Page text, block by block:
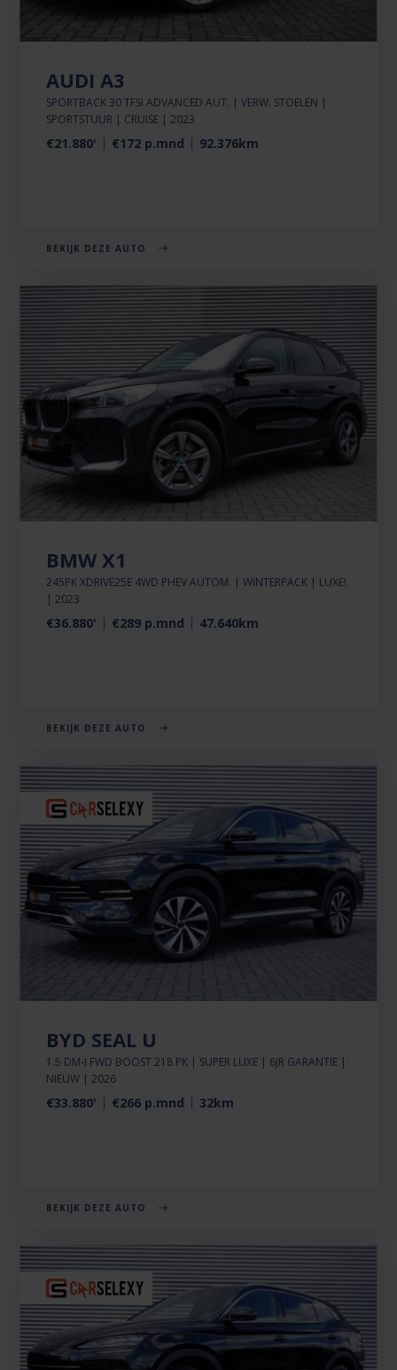
AUDI A3
SPORTBACK 30 TFSI ADVANCED AUT. | VERW. STOELEN |
SPORTSTUUR | CRUISE | 2023
€21.880' €172 p.mnd 92.376km
BEKIJK DEZE AUTO
BMW X1
245PK XDRIVE25E 4WD PHEV AUTOM. | WINTERPACK | LUXE!
| 2023
€36.880' €289 p.mnd 47.640km
BEKIJK DEZE AUTO
BYD SEAL U
1.5 DM-I FWD BOOST 218 PK | SUPER LUXE | 6JR GARANTIE |
NIEUW | 2026
€33.880' €266 p.mnd 32km
BEKIJK DEZE AUTO